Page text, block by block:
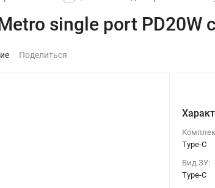
single port PD20W
Поделиться
Type-C
Вид ЗУ:
Type-C